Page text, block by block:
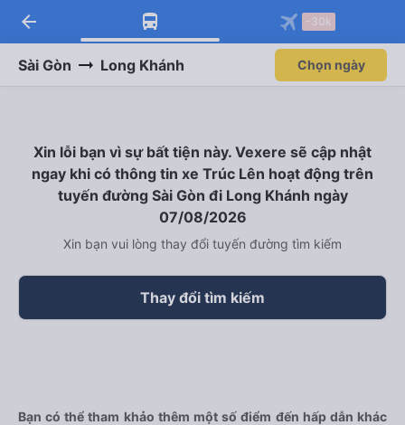
arrow_back -30k
Sài Gòn Long Khánh Chọn ngày
Xin lỗi bạn vì sự bất tiện này. Vexere sẽ cập nhật
ngay khi có thông tin xe Trúc Lên hoạt động trên
tuyến đường Sài Gòn đi Long Khánh ngày
07/08/2026
Xin bạn vui lòng thay đổi tuyến đường tìm kiếm
Thay đổi tìm kiếm
Bạn có thể tham khảo thêm một số điểm đến hấp dẫn khác